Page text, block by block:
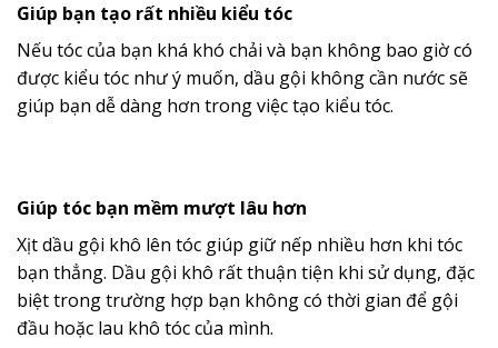
Giúp bạn tạo rất nhiều kiểu tóc
Nếu tóc của bạn khá khó chải và bạn không bao giờ có
được kiểu tóc như ý muốn, dầu gội không cần nước sẽ
giúp bạn dễ dàng hơn trong việc tạo kiểu tóc.
Giúp tóc bạn mềm mượt lâu hơn
Xịt dầu gội khô lên tóc giúp giữ nếp nhiều hơn khi tóc
bạn thẳng. Dầu gội khô rất thuận tiện khi sử dụng, đặc
biệt trong trường hợp bạn không có thời gian để gội
đầu hoặc lau khô tóc của mình.